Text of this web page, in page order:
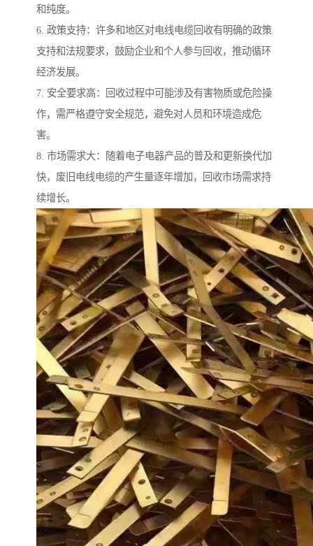
和纯度。
6. 政策支持：许多和地区对电线电缆回收有明确的政策
支持和法规要求，鼓励企业和个人参与回收，推动循环
经济发展。
7. 安全要求高：回收过程中可能涉及有害物质或危险操
作，需严格遵守安全规范，避免对人员和环境造成危
害。
8. 市场需求大：随着电子电器产品的普及和更新换代加
快，废旧电线电缆的产生量逐年增加，回收市场需求持
续增长。